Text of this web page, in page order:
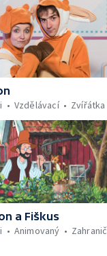
Vzdělávací Zvířátka
a Fiškus
Animovaný